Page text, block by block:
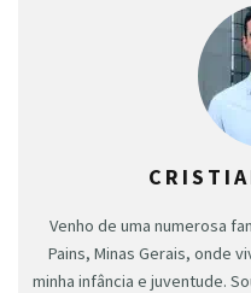
Venho de uma numerosa
Pains, Minas Gerais, onde
minha infância e juventude.